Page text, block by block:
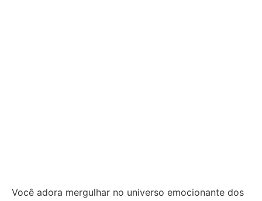
Você adora mergulhar no universo emocionante dos